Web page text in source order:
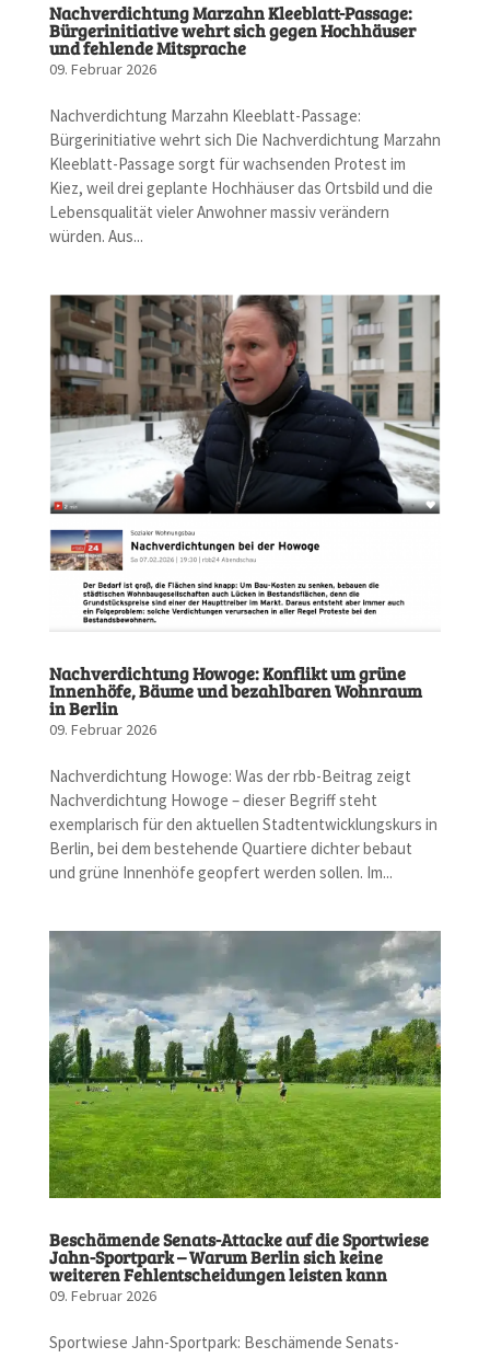
Nachverdichtung Marzahn Kleeblatt-Passage:
Bürgerinitiative wehrt sich gegen Hochhäuser
und fehlende Mitsprache
09. Februar 2026
Nachverdichtung Marzahn Kleeblatt-Passage:
Bürgerinitiative wehrt sich Die Nachverdichtung Marzahn
Kleeblatt-Passage sorgt für wachsenden Protest im
Kiez, weil drei geplante Hochhäuser das Ortsbild und die
Lebensqualität vieler Anwohner massiv verändern
würden. Aus...
Nachverdichtung Howoge: Konflikt um grüne
Innenhöfe, Bäume und bezahlbaren Wohnraum
in Berlin
09. Februar 2026
Nachverdichtung Howoge: Was der rbb-Beitrag zeigt
Nachverdichtung Howoge – dieser Begriff steht
exemplarisch für den aktuellen Stadtentwicklungskurs in
Berlin, bei dem bestehende Quartiere dichter bebaut
und grüne Innenhöfe geopfert werden sollen. Im...
Beschämende Senats-Attacke auf die Sportwiese
Jahn-Sportpark – Warum Berlin sich keine
weiteren Fehlentscheidungen leisten kann
09. Februar 2026
Sportwiese Jahn-Sportpark: Beschämende Senats-